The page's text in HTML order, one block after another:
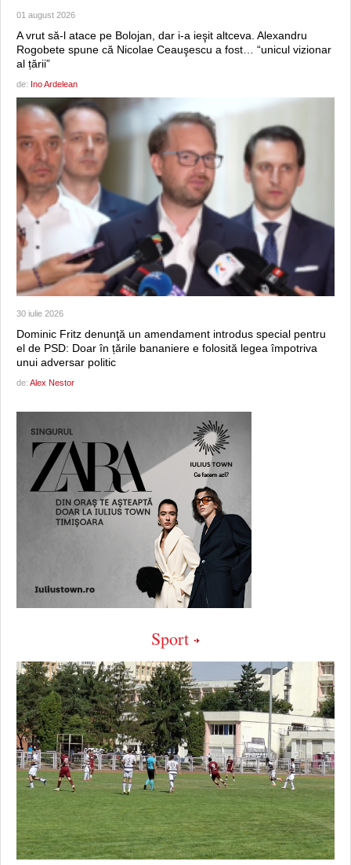
01 august 2026
A vrut să-l atace pe Bolojan, dar i-a ieşit altceva. Alexandru
Rogobete spune că Nicolae Ceauşescu a fost… “unicul vizionar
al țării”
de: Ino Ardelean
30 iulie 2026
Dominic Fritz denunţă un amendament introdus special pentru
el de PSD: Doar în țările bananiere e folosită legea împotriva
unui adversar politic
de: Alex Nestor
Sport